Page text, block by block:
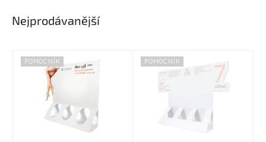
Nejprodávanější
POMOCNÍK POMOCNÍK